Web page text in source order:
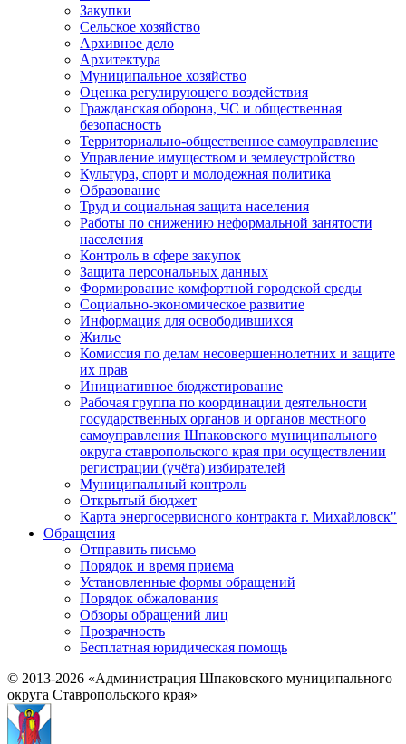
Закупки
Сельское хозяйство
Архивное дело
Архитектура
Муниципальное хозяйство
Оценка регулирующего воздействия
Гражданская оборона, ЧС и общественная
безопасность
Территориально-общественное самоуправление
Управление имуществом и землеустройство
Культура, спорт и молодежная политика
Образование
Труд и социальная защита населения
Работы по снижению неформальной занятости
населения
Контроль в сфере закупок
Защита персональных данных
Формирование комфортной городской среды
Социально-экономическое развитие
Информация для освободившихся
Жилье
Комиссия по делам несовершеннолетних и защите
их прав
Инициативное бюджетирование
Рабочая группа по координации деятельности
государственных органов и органов местного
самоуправления Шпаковского муниципального
округа ставропольского края при осуществлении
регистрации (учёта) избирателей
Муниципальный контроль
Открытый бюджет
Карта энергосервисного контракта г. Михайловск"
Обращения
Отправить письмо
Порядок и время приема
Установленные формы обращений
Порядок обжалования
Обзоры обращений лиц
Прозрачность
Бесплатная юридическая помощь
© 2013-2026 «Администрация Шпаковского муниципального
округа Ставропольского края»